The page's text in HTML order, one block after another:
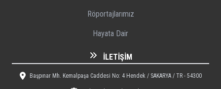
Röportajlarımız
Hayata Dair
İLETIŞIM
Başpınar Mh. Kemalpaşa Caddesi No: 4 Hendek / SAKARYA / TR - 54300